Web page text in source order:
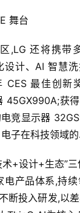
舞台
,LG 还将携带
设计、AI 智慧
最佳创新
45GX990A;获
竞显示器
子在科技领域的
+设计+生态”
产品体系,持续
断投入研发,以